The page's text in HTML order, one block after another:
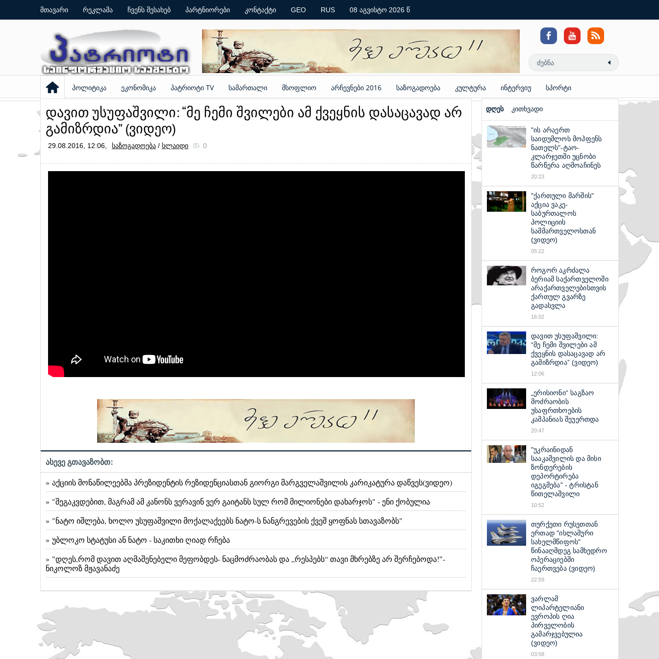
მთავარი რეკლამა ჩვენს შესახებ პარტნიორები კონტაქტი GEO RUS 08 აგვისტო 2026 წ
პოლიტიკა ეკონომიკა პატრიოტი TV სამართალი მსოფლიო არჩევნები 2016 საზოგადოება კულტურა ინტერვიუ სპორტი
Video
Downloader
დავით უსუფაშვილი: “მე ჩემი შვილები ამ ქვეყნის დასაცავად არ
გამიზრდია” (ვიდეო)
29.08.2016, 12:06, საზოგადოება / სლაიდი 0
ასევე გთავაზობთ:
» აქციის მონაწილეებმა პრეზიდენტის რეზიდენციასთან გიორგი მარგველაშვილის კარიკატურა დაწვეს(ვიდეო)
» "შეგაკვდებით, მაგრამ ამ კანონს ვერავინ ვერ გაიტანს სულ რომ მილიონები დახარჯოს" - ენი ქობულია
» "ნატო იშლება, ხოლო უსუფაშვილი მოქალაქეებს ნატო-ს ნანგრევების ქვეშ ყოფნას სთავაზობს"
» უბლოკო სტატუსი ან ნატო - საკითხი ღიად რჩება
» "დღეს,რომ დავით აღმაშენებელი მეფობდეს- ნაცმოძრაობას და „რესპებს“ თავი მხრებზე არ შერჩებოდა!"-
ნიკოლოზ მჟავანაძე
დღეს კითხვადი
"ის არაერთ
საიდუმლოს მოჰფენს
ნათელს"-ტაო-
კლარჯეთში უცნობი
წარწერა აღმოაჩინეს
20:23
"ქართული მარშის"
აქცია ვაკე-
საბურთალოს
პოლიციის
სამმართველოსთან
(ვიდეო)
05:22
როგორ აკრძალა
ბერიამ საქართველოში
არაქართველებისთვის
ქართულ გვარზე
გადასვლა
16:02
დავით უსუფაშვილი:
“მე ჩემი შვილები ამ
ქვეყნის დასაცავად არ
გამიზრდია” (ვიდეო)
12:06
„ერისიონი“ საგზაო
მოძრაობის
უსაფრთხოების
კამპანიას შეუერთდა
20:47
"უკრაინიდან
სააკაშვილის და მისი
ზონდერების
დეპორტირება
იგეგმება" - ტრისტან
წითელაშვილი
10:52
თურქეთი რუსეთთან
ერთად "ისლამური
სახელმწიფოს"
წინააღმდეგ სამხედრო
ოპერაციებში
ჩაერთვება (ვიდეო)
22:59
ვარლამ
ლიპარტელიანი
ევროპის ღია
პირველობის
გამარჯვებულია
(ვიდეო)
03:58